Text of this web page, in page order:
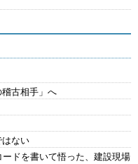
古相手」へ
はない
ードを書いて悟った、建設現場